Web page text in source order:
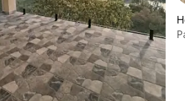
sur la base de 72 commentaires :